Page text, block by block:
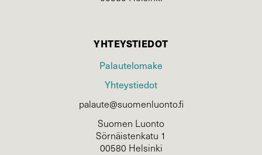
YHTEYSTIEDOT
Palautelomake
Yhteystiedot
palaute@suomenluonto.fi
Suomen Luonto
Sörnäistenkatu 1
00580 Helsinki